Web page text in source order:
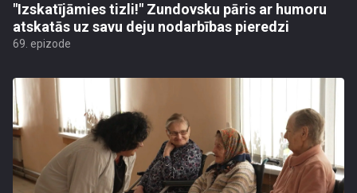
"Izskatījāmies tizli!" Zundovsku pāris ar humoru
atskatās uz savu deju nodarbības pieredzi
69. epizode